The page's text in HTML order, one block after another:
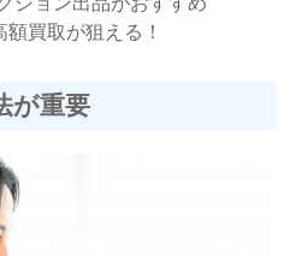
買取が狙える！
が重要